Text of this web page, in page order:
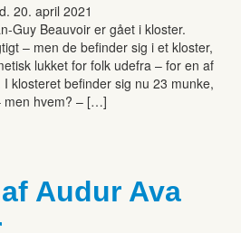
d. 20. april 2021
Guy Beauvoir er gået i kloster.
– men de befinder sig i et kloster,
lukket for folk udefra – for en af
klosteret befinder sig nu 23 munke,
men hvem? – […]
Audur Ava